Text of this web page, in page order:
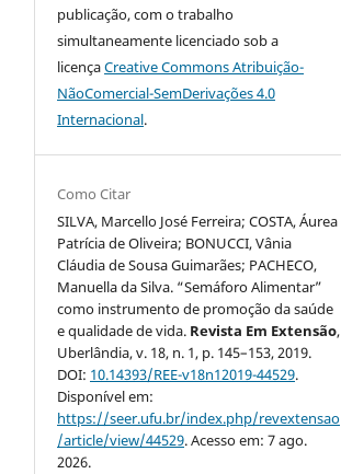
publicação, com o trabalho
simultaneamente licenciado sob a
licençaCreative Commons Atribuição-
NãoComercial-SemDerivações 4.0
Internacional.
Como Citar
SILVA, Marcello José Ferreira; COSTA, Áurea
Patrícia de Oliveira; BONUCCI, Vânia
Cláudia de Sousa Guimarães; PACHECO,
Manuella da Silva. “Semáforo Alimentar”
como instrumento de promoção da saúde
e qualidade de vida. Revista Em Extensão,
Uberlândia, v. 18, n. 1, p. 145–153, 2019.
DOI: 10.14393/REE-v18n12019-44529.
Disponível em:
https://seer.ufu.br/index.php/revextensao
/article/view/44529. Acesso em: 7 ago.
2026.